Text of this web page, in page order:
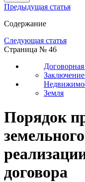
Предыдущая статья
Содержание
Следующая статья
Страница № 46
Договорная
Земля
Порядок
договора